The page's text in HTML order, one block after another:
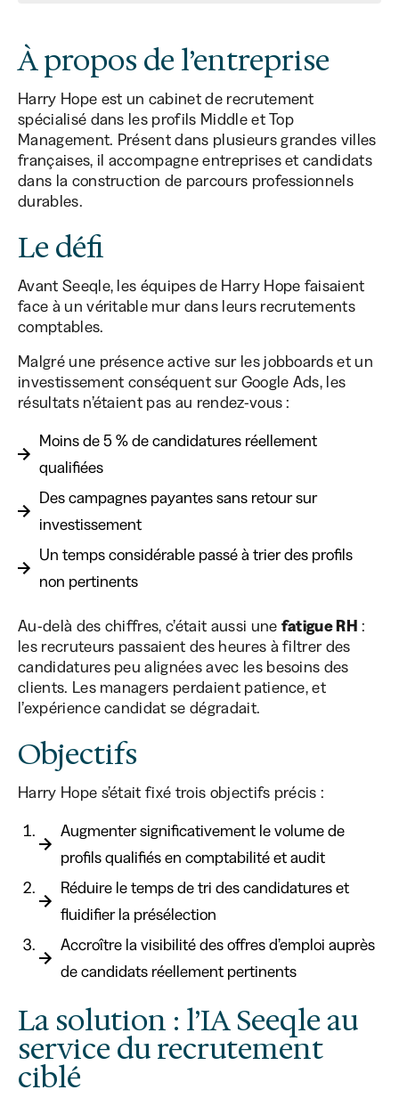
À propos de l’entreprise
Harry Hope est un cabinet de recrutement
spécialisé dans les profils Middle et Top
Management. Présent dans plusieurs grandes villes
françaises, il accompagne entreprises et candidats
dans la construction de parcours professionnels
durables.
Le défi
Avant Seeqle, les équipes de Harry Hope faisaient
face à un véritable mur dans leurs recrutements
comptables.
Malgré une présence active sur les jobboards et un
investissement conséquent sur Google Ads, les
résultats n’étaient pas au rendez-vous :
Moins de 5 % de candidatures réellement
qualifiées
Des campagnes payantes sans retour sur
investissement
Un temps considérable passé à trier des profils
non pertinents
Au-delà des chiffres, c’était aussi une fatigue RH :
les recruteurs passaient des heures à filtrer des
candidatures peu alignées avec les besoins des
clients. Les managers perdaient patience, et
l’expérience candidat se dégradait.
Objectifs
Harry Hope s’était fixé trois objectifs précis :
Augmenter significativement le volume de
profils qualifiés en comptabilité et audit
Réduire le temps de tri des candidatures et
fluidifier la présélection
Accroître la visibilité des offres d’emploi auprès
de candidats réellement pertinents
La solution : l’IA Seeqle au
service du recrutement
ciblé